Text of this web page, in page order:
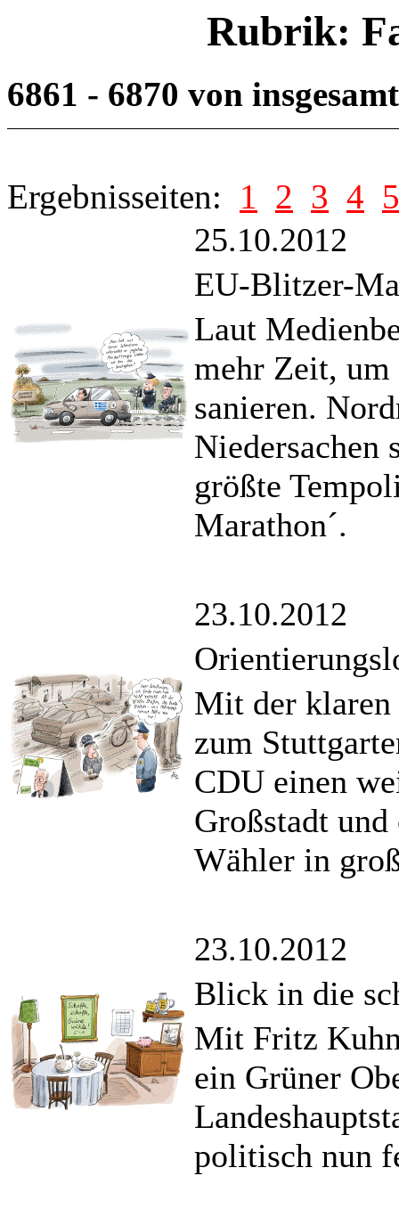
Rubrik:
6861 - 6870 von
Ergebnisseiten: 1 2 3 4 5
25.10.2012
EU-Blitzer-
Laut
mehr Zeit, um
sanieren.
Niedersachen
größte
Marathon´.
23.10.2012
Mit der klaren
zum
CDU einen
Großstadt
Wähler in
23.10.2012
Blick in die
Mit Fritz
ein Grüner
politisch nun